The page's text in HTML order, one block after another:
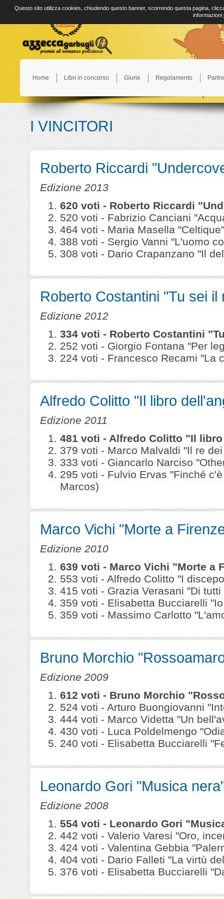
Home Libri in concorso Giurie Regolamento
I VINCITORI
Roberto Riccardi
Edizione 2013
620 voti - Roberto Riccardi
520 voti - Fabrizio Canciani
464 voti - Maria Masella
388 voti - Sergio Vanni "L'uomo
308 voti - Dario Crapanzano "Il
Roberto Costantini "Tu sei il
Edizione 2012
334 voti - Roberto Costantini
252 voti - Giorgio Fontana "Per
224 voti - Francesco Recami "La
Alfredo Colitto "Il libro
Edizione 2011
481 voti - Alfredo Colitto "Il
379 voti - Marco Malvaldi "Il re
333 voti - Giancarlo Narciso
295 voti - Fulvio Ervas "Finché
Marcos)
Marco Vichi "Morte a
Edizione 2010
639 voti - Marco Vichi "Morte a
553 voti - Alfredo Colitto "I
415 voti - Grazia Verasani "Di
359 voti - Elisabetta Bucciarelli
359 voti - Massimo Carlotto
Bruno Morchio
Edizione 2009
612 voti - Bruno Morchio
524 voti - Arturo Buongiovanni
444 voti - Marco Videtta "Un
430 voti - Luca Poldelmengo
240 voti - Elisabetta Bucciarelli
Leonardo Gori "Musica
Edizione 2008
554 voti - Leonardo Gori
442 voti - Valerio Varesi "Oro,
424 voti - Valentina Gebbia
404 voti - Dario Falleti "La virtù
376 voti - Elisabetta Bucciarelli
Questo sito utilizza cookies, chiudendo questo banner, scorrendo questa pagina,
informazioni